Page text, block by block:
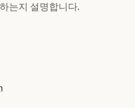
는지 설명합니다.